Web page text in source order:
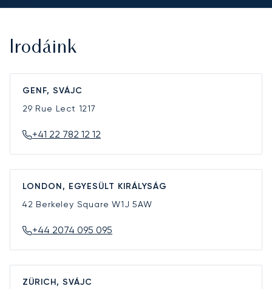
Irodáink
GENF, SVÁJC
29 Rue Lect 1217
+41 22 782 12 12
LONDON, EGYESÜLT KIRÁLYSÁG
42 Berkeley SquareW1J 5AW
+44 2074 095 095
ZÜRICH, SVÁJC